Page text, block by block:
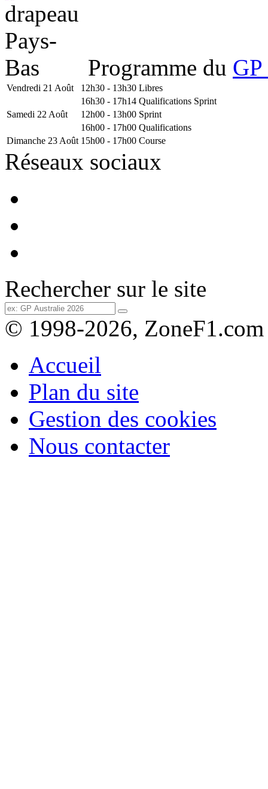
Programme du
Vendredi 21 Août 12h30 - 13h30 Libres
16h30 - 17h14 Qualifications Sprint
Samedi 22 Août
12h00 - 13h00 Sprint
16h00 - 17h00 Qualifications
Dimanche 23 Août 15h00 - 17h00 Course
Réseaux sociaux
Rechercher sur le site
© 1998-2026, ZoneF1.com
Accueil
Plan du site
Gestion des cookies
Nous contacter